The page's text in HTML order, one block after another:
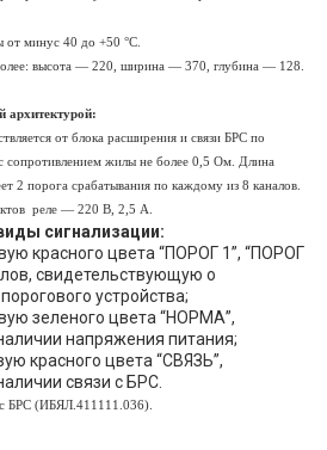
минус 40 до +50 °С.
высота — 220, ширина — 370, глубина — 128.
архитектурой:
от блока расширения и связи БРС по
сопротивлением жилы не более 0,5 Ом. Длина
2 порога срабатывания по каждому из 8 каналов.
реле — 220 В, 2,5 А.
сигнализации:
красного цвета “ПОРОГ 1”, “ПОРОГ
свидетельствующую о
устройства;
зеленого цвета “НОРМА”,
напряжения питания;
красного цвета “СВЯЗЬ”,
связи с БРС.
с БРС (ИБЯЛ.411111.036).